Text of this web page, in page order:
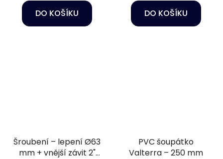
DO KOŠÍKU DO KOŠÍKU
Šroubení – lepení Ø63
mm + vnější závit 2"
PVC šoupátko
Valterra – 250 mm